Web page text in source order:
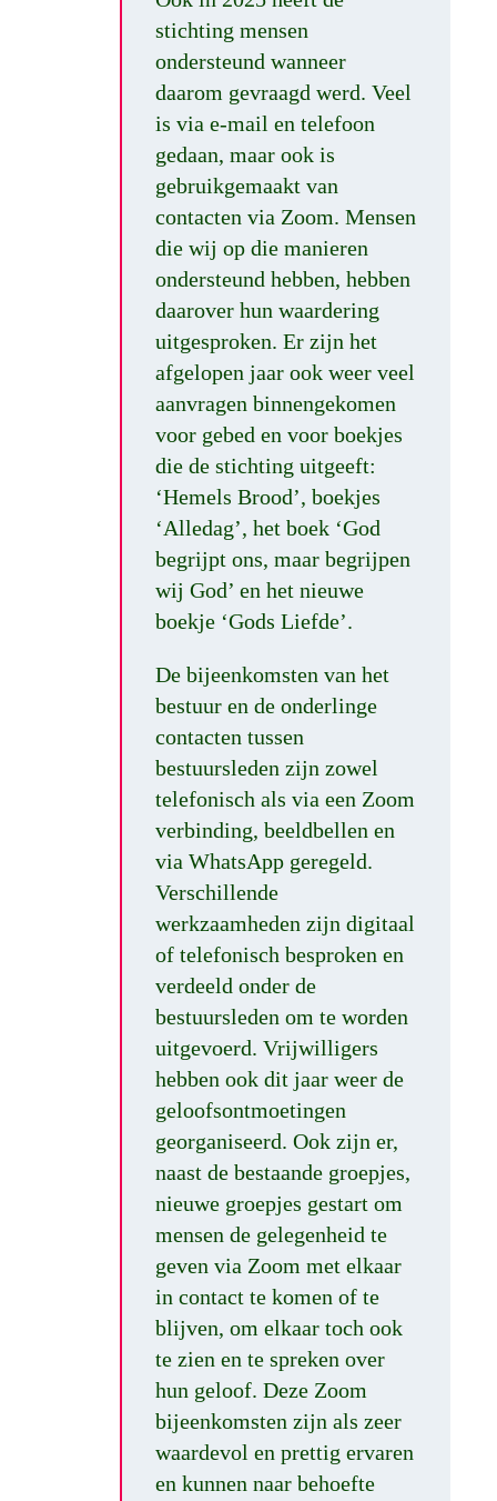
stichting mensen
ondersteund wanneer
daarom gevraagd werd. Veel
is via e-mail en telefoon
gedaan, maar ook is
gebruikgemaakt van
contacten via Zoom. Mensen
die wij op die manieren
ondersteund hebben, hebben
daarover hun waardering
uitgesproken. Er zijn het
afgelopen jaar ook weer veel
aanvragen binnengekomen
voor gebed en voor boekjes
die de stichting uitgeeft:
‘Hemels Brood’, boekjes
‘Alledag’, het boek ‘God
begrijpt ons, maar begrijpen
wij God’ en het nieuwe
boekje ‘Gods Liefde’.
De bijeenkomsten van het
bestuur en de onderlinge
contacten tussen
bestuursleden zijn zowel
telefonisch als via een Zoom
verbinding, beeldbellen en
via WhatsApp geregeld.
Verschillende
werkzaamheden zijn digitaal
of telefonisch besproken en
verdeeld onder de
bestuursleden om te worden
uitgevoerd. Vrijwilligers
hebben ook dit jaar weer de
geloofsontmoetingen
georganiseerd. Ook zijn er,
naast de bestaande groepjes,
nieuwe groepjes gestart om
mensen de gelegenheid te
geven via Zoom met elkaar
in contact te komen of te
blijven, om elkaar toch ook
te zien en te spreken over
hun geloof. Deze Zoom
bijeenkomsten zijn als zeer
waardevol en prettig ervaren
en kunnen naar behoefte